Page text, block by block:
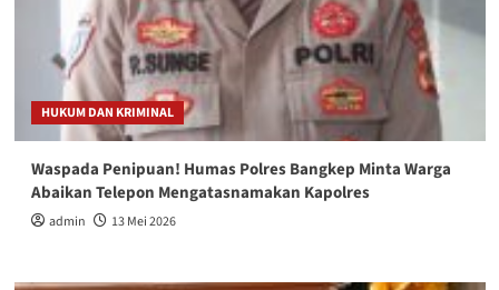
HUKUM DAN KRIMINAL
Waspada Penipuan! Humas Polres Bangkep Minta Warga
Abaikan Telepon Mengatasnamakan Kapolres
admin 13 Mei 2026